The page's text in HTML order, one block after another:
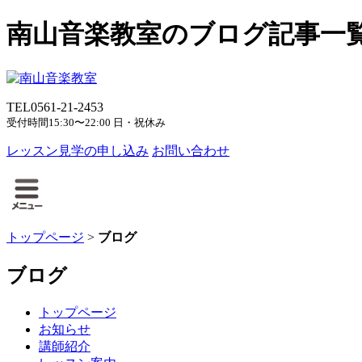
南山音楽教室のブログ記事一
TEL0561-21-2453
受付時間 15:30〜22:00 日・祝休み
レッスン見学の申し込み お問い合わせ
トップページ > ブログ
ブログ
トップページ
お知らせ
講師紹介